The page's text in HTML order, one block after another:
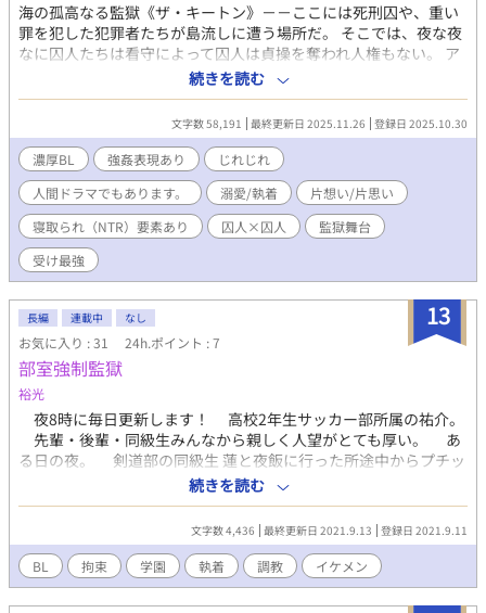
海の孤高なる監獄《ザ・キートン》－－ここには死刑囚や、重い
罪を犯した犯罪者たちが島流しに遭う場所だ。 そこでは、夜な夜
なに囚人たちは看守によって囚人は貞操を奪われ人権もない。 ア
イジ＝ゴメスとライル＝チャールズは同じ部屋になった。 初日の
夜に看守たちに強姦されそうになったアイジはライルに助けても
らう。 そのことで彼に好意を抱くようになる。意を決して言う
も、鼻先で笑われてしまった。 アイジはライルに振り向いてもら
うために、愛されるために必要なことを元・イタリアンマフィア
のボス、ラバー・ギイドルバに知らないSEXのやり方を教えてもら
うべく行動を移すのだった。 囚人×囚人×囚人の愛憎劇。 ※何度
でも、やさしい嘘にキスをしろ。の脇キャラたちの、監獄を打ち
壊してしまう彼らが来る少し前の前日譚です。 正真証明、番外編
です。
続きを読む
文字数 58,191 最終更新日 2025.11.26 登録日 2025.10.30
濃厚BL 強姦表現あり
じれじれ
人間ドラマでもあります。
溺愛/執着
片想い/片思い
寝取られ（NTR）要素あり
囚人×囚人
監獄舞台
受け最強
13
長編 連載中 なし
お気に入り : 31 24h.ポイント : 7
部室強制監獄
裕光
夜8時に毎日更新します！ 高校2年生サッカー部所属の祐介。
先輩・後輩・同級生みんなから親しく人望がとても厚い。 あ
る日の夜。 剣道部の同級生 蓮と夜飯に行った所途中からプチッ
と記憶が途切れてしまう 気づいたら剣道部の部室に拘束されて
身動きは取れなくなっていた 現れたのは蓮ともう1人。 1個上
の剣道部蓮の先輩の大野だ。 そして大野は裕介に向かって言っ
た。 大野「お前も肉便器に改造してやる」 大野は蓮に裕介の
サッカーの練習着を渡すと中を開けて―…
続きを読む
文字数 4,436 最終更新日 2021.9.13 登録日 2021.9.11
BL 拘束 学園 執着 調教 イケメン